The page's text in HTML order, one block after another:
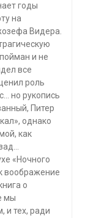
годы
на
Видера.
и не
все
роль
но рукопись
Питер
однако
как
«Ночного
воображение
о
мы
и тех, ради